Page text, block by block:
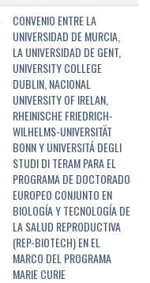
CONVENIO ENTRE LA
UNIVERSIDAD DE MURCIA,
LA UNIVERSIDAD DE GENT,
UNIVERSITY COLLEGE
DUBLIN, NACIONAL
UNIVERSITY OF IRELAN,
RHEINISCHE FRIEDRICH-
WILHELMS-UNIVERSITÄT
BONN Y UNIVERSITÁ DEGLI
STUDI DI TERAM PARA EL
PROGRAMA DE DOCTORADO
EUROPEO CONJUNTO EN
BIOLOGÍA Y TECNOLOGÍA DE
LA SALUD REPRODUCTIVA
(REP-BIOTECH) EN EL
MARCO DEL PROGRAMA
MARIE CURIE